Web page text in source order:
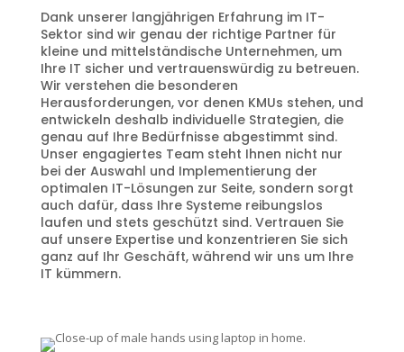
Dank unserer langjährigen Erfahrung im IT-
Sektor sind wir genau der richtige Partner für
kleine und mittelständische Unternehmen, um
Ihre IT sicher und vertrauenswürdig zu betreuen.
Wir verstehen die besonderen
Herausforderungen, vor denen KMUs stehen, und
entwickeln deshalb individuelle Strategien, die
genau auf Ihre Bedürfnisse abgestimmt sind.
Unser engagiertes Team steht Ihnen nicht nur
bei der Auswahl und Implementierung der
optimalen IT-Lösungen zur Seite, sondern sorgt
auch dafür, dass Ihre Systeme reibungslos
laufen und stets geschützt sind. Vertrauen Sie
auf unsere Expertise und konzentrieren Sie sich
ganz auf Ihr Geschäft, während wir uns um Ihre
IT kümmern.